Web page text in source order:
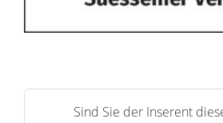
Sind Sie der Inserent